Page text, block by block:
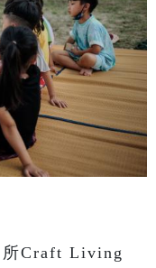
所Craft Living